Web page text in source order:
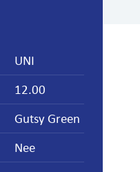
UNI
12.00
Gutsy Green
Nee